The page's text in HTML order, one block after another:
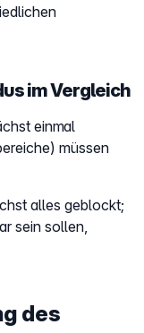
im Vergleich
einmal
müssen
alles geblockt;
sein sollen,
des